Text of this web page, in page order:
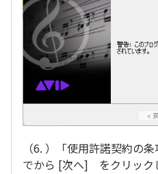
（6. ）「使用許諾契約の
でから [次へ] をクリック